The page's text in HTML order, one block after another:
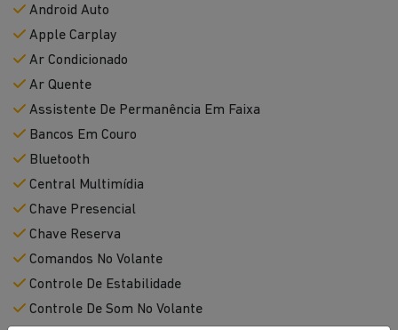
Android Auto
Apple Carplay
Ar Condicionado
Ar Quente
Assistente De Permanência Em Faixa
Bancos Em Couro
Bluetooth
Central Multimídia
Chave Presencial
Chave Reserva
Comandos No Volante
Controle De Estabilidade
Controle De Som No Volante